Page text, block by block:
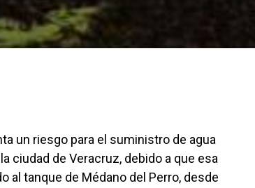
un riesgo para el suministro de agua
ciudad de Veracruz, debido a que esa
al tanque de Médano del Perro, desde